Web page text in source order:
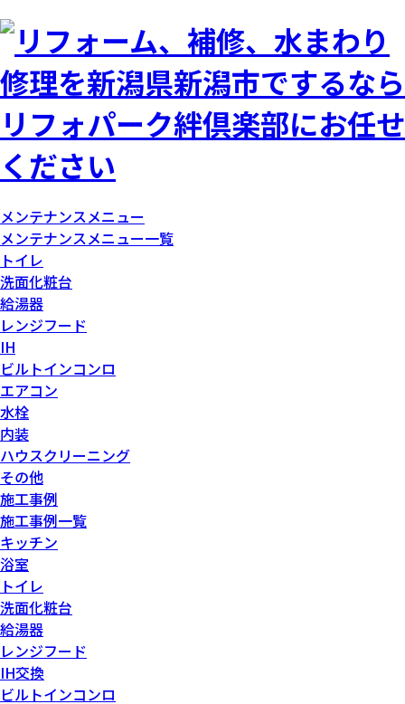
メンテナンスメニュー
メンテナンスメニュー一覧
トイレ
洗面化粧台
給湯器
レンジフード
IH
ビルトインコンロ
エアコン
水栓
内装
ハウスクリーニング
その他
施工事例
施工事例一覧
キッチン
浴室
トイレ
洗面化粧台
給湯器
レンジフード
IH交換
ビルトインコンロ